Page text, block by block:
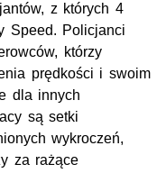
z których 4
Speed. Policjanci
którzy
prędkości i swoim
dla innych
są setki
wykroczeń,
za rażące